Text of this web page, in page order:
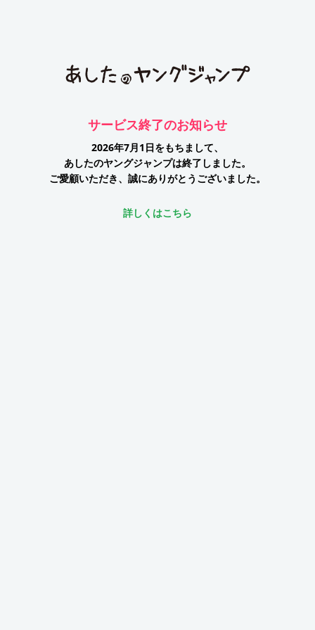
サービス終了のお知らせ
2026年7月1日をもちまして、
あしたのヤングジャンプは終了しました。
ご愛顧いただき、誠にありがとうございました。
詳しくはこちら